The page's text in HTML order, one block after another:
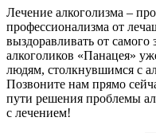
Лечение алкоголизма –
профессионализма от
выздоравливать от
алкоголиков «Панацея»
людям, столкнувшимся с
Позвоните нам прямо
пути решения проблемы
с лечением!